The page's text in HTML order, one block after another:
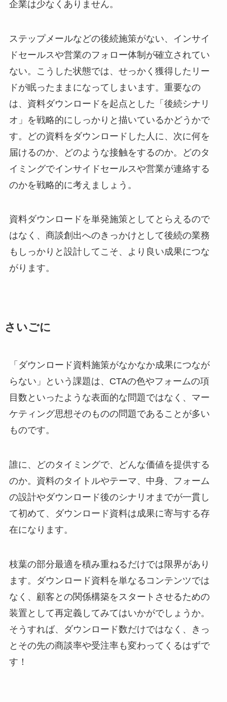
企業は少なくありません。
ステップメールなどの後続施策がない、インサイ
ドセールスや営業のフォロー体制が確立されてい
ない。こうした状態では、せっかく獲得したリー
ドが眠ったままになってしまいます。重要なの
は、資料ダウンロードを起点とした「後続シナリ
オ」を戦略的にしっかりと描いているかどうかで
す。どの資料をダウンロードした人に、次に何を
届けるのか、どのような接触をするのか。どのタ
イミングでインサイドセールスや営業が連絡する
のかを戦略的に考えましょう。
資料ダウンロードを単発施策としてとらえるので
はなく、商談創出へのきっかけとして後続の業務
もしっかりと設計してこそ、より良い成果につな
がります。
さいごに
「ダウンロード資料施策がなかなか成果につなが
らない」という課題は、CTAの色やフォームの項
目数といったような表面的な問題ではなく、マー
ケティング思想そのものの問題であることが多い
ものです。
誰に、どのタイミングで、どんな価値を提供する
のか。資料のタイトルやテーマ、中身、フォーム
の設計やダウンロード後のシナリオまでが一貫し
て初めて、ダウンロード資料は成果に寄与する存
在になります。
枝葉の部分最適を積み重ねるだけでは限界があり
ます。ダウンロード資料を単なるコンテンツでは
なく、顧客との関係構築をスタートさせるための
装置として再定義してみてはいかがでしょうか。
そうすれば、ダウンロード数だけではなく、きっ
とその先の商談率や受注率も変わってくるはずで
す！